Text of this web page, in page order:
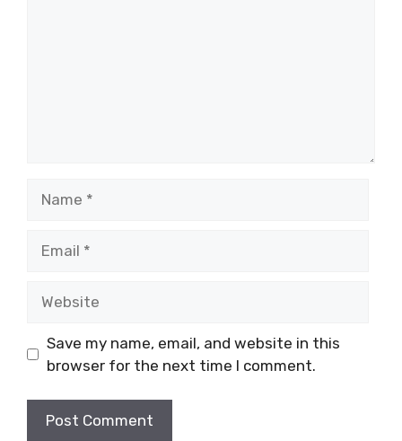
Save my name, email, and website in this
browser for the next time I comment.